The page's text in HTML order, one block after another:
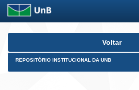
Skip
Voltar
REPOSITÓRIO INSTITUCIONAL DA UNB